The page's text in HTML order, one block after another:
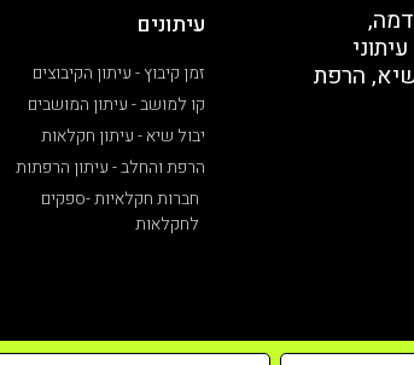
הרפת
עיתונים
זמן קיבוץ - עיתון הקיבוצים
קו למושב - עיתון המושבים
יבול שיא - עיתון חקלאות
הרפת והחלב - עיתון הרפתות
חברות חקלאיות -ספקים
לחקלאות